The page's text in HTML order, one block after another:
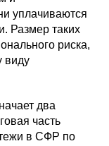
уплачиваются
Размер таких
риска,
виду
два
часть
в СФР по